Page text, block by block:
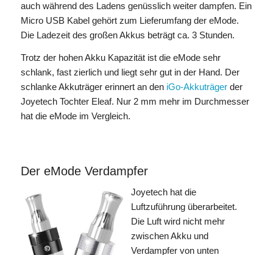
auch während des Ladens genüsslich weiter dampfen. Ein
Micro USB Kabel gehört zum Lieferumfang der eMode.
Die Ladezeit des großen Akkus beträgt ca. 3 Stunden.
Trotz der hohen Akku Kapazität ist die eMode sehr
schlank, fast zierlich und liegt sehr gut in der Hand. Der
schlanke Akkuträger erinnert an den iGo-Akkuträger der
Joyetech Tochter Eleaf. Nur 2 mm mehr im Durchmesser
hat die eMode im Vergleich.
Der eMode Verdampfer
Joyetech hat die
Luftzuführung überarbeitet.
Die Luft wird nicht mehr
zwischen Akku und
Verdampfer von unten